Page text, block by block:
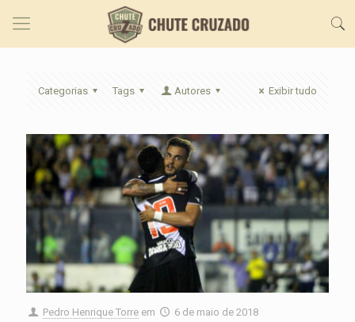
Categorias Tags Autores Exibir tudo
Pedro Henrique Torre em 6 de maio de 2018